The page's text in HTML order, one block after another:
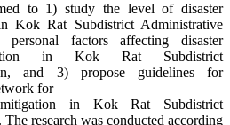
to 1) study the level of disaster
Kok Rat Subdistrict Administrative
personal factors affecting disaster
in Kok Rat Subdistrict
and 3) propose guidelines for
for
in Kok Rat Subdistrict
research was conducted according